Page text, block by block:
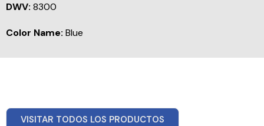
DWV: 8300
Color Name: Blue
VISITAR TODOS LOS PRODUCTOS